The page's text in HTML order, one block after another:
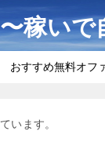
稼いで
おすすめ無料オフ
います。